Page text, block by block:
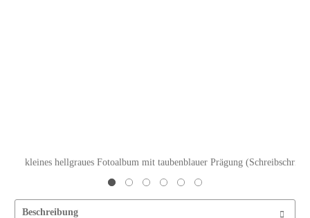
kleines hellgraues Fotoalbum mit taubenblauer Prägung (Schreibschrift)
Beschreibung